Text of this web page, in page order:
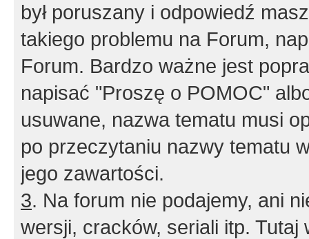
był poruszany i odpowiedź
takiego problemu na Forum,
Forum. Bardzo ważne jest
napisać "Proszę o POMOC"
usuwane, nazwa tematu musi
po przeczytaniu nazwy tematu
jego zawartości.
3. Na forum nie podajemy, ani
wersji, cracków, seriali itp. Tutaj